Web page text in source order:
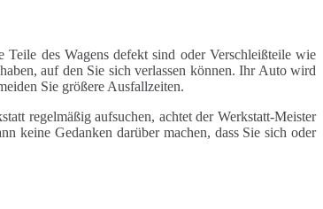
des Wagens defekt sind oder Verschleißteile wie
auf den Sie sich verlassen können. Ihr Auto wird
Sie größere Ausfallzeiten.
regelmäßig aufsuchen, achtet der Werkstatt-Meister
keine Gedanken darüber machen, dass Sie sich oder